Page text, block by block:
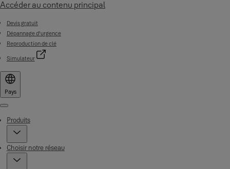
Accéder au contenu principal
Devis gratuit
Dépannage d'urgence
Reproduction de clé
Simulateur
Pays
Menu
Produits
Choisir notre réseau